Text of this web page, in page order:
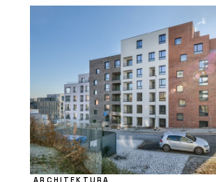
ARCHITEKTURA